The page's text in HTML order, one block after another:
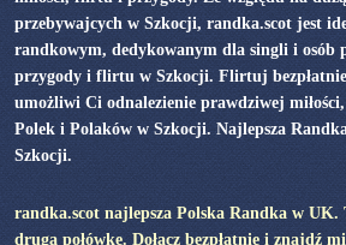
przebywajcych w Szkocji, randka.scot jest
randkowym, dedykowanym dla singli i osób
przygody i flirtu w Szkocji. Flirtuj
umożliwi Ci odnalezienie prawdziwej
Polek i Polaków w Szkocji. Najlepsza
Szkocji.
randka.scot najlepsza Polska Randka w UK.
drugą połówkę. Dołącz bezpłatnie i znajdź